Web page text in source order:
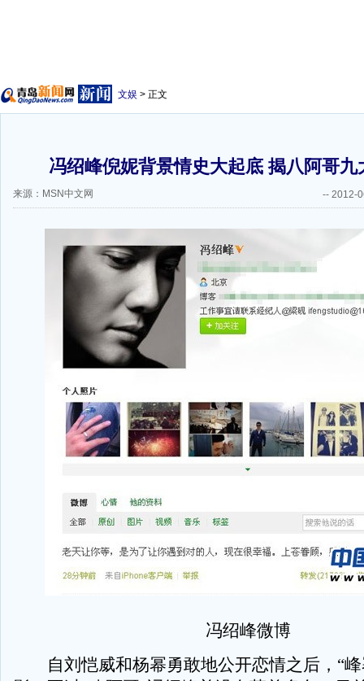
文娱 > 正文
冯绍峰倪妮背景情史大起底 揭八阿哥九
来源：MSN中文网 -- 2012-
冯绍峰微博
自刘恺威和杨幂勇敢地公开恋情之后，“峰